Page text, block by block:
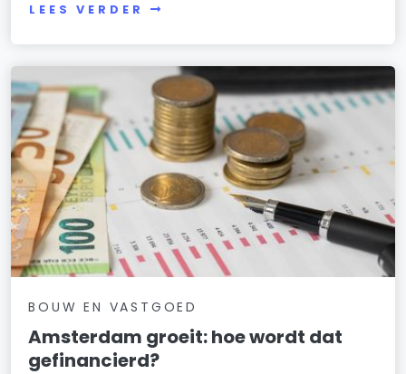
LEES VERDER
BOUW EN VASTGOED
Amsterdam groeit: hoe wordt dat
gefinancierd?